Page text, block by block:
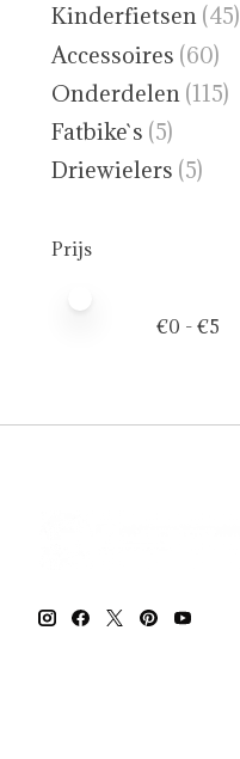
Kinderfietsen (45)
Accessoires (60)
Onderdelen (115)
Fatbike`s (5)
Driewielers (5)
Prijs
€0 - €5